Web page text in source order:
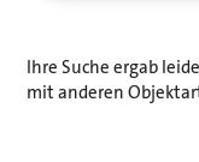
Ihre Suche ergab
mit anderen